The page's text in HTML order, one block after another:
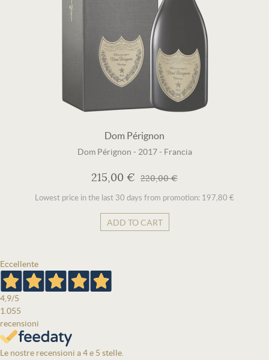
Dom Pérignon
Dom Pérignon - 2017- Francia
215,00 € 220,00 €
Lowest price in the last 30 days from promotion: 197,80 €
ADD TO CART
Eccellente
4,9/5
1.055
recensioni
Le nostre recensioni a 4 e 5 stelle.